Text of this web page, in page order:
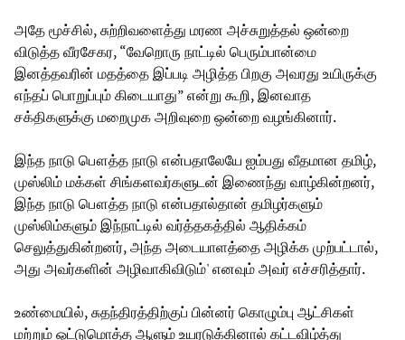
அதே மூச்சில், சுற்றிவளைத்து மரண அச்சுறுத்தல் ஒன்றை
விடுத்த வீரசேகர, “வேறொரு நாட்டில் பெரும்பான்மை
இனத்தவரின் மதத்தை இப்படி அழித்த பிறகு அவரது உயிருக்கு
எந்தப் பொறுப்பும் கிடையாது” என்று கூறி, இனவாத
சக்திகளுக்கு மறைமுக அறிவுறை ஒன்றை வழங்கினார்.
இந்த நாடு பௌத்த நாடு என்பதாலேயே ஐம்பது வீதமான தமிழ்,
முஸ்லிம் மக்கள் சிங்களவர்களுடன் இணைந்து வாழ்கின்றனர்,
இந்த நாடு பௌத்த நாடு என்பதால்தான் தமிழர்களும்
முஸ்லிம்களும் இந்நாட்டில் வர்த்தகத்தில் ஆதிக்கம்
செலுத்துகின்றனர், அந்த அடையாளத்தை அழிக்க முற்பட்டால்,
அது அவர்களின் அழிவாகிவிடும்' எனவும் அவர் எச்சரித்தார்.
உண்மையில், சுதந்திரத்திற்குப் பின்னர் கொழும்பு ஆட்சிகள்
மற்றும் ஒட்டுமொத்த ஆளும் உயரடுக்கினால் கட்டவிழ்த்து